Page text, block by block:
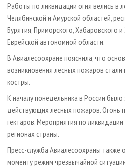
БИОЭНЕРГЕТИКА
ЦБП
ИНСТРУМЕНТ И МАТЕРИАЛЫ
RUSSIAN FORESTRY REVIEW
ГАЗЕТА ЛЕСПРОМФОРУМ
БИБЛИОТЕКА СПЕЦИАЛИСТА
Работы по ликвидации огня велись в
Челябинской и Амурской областей,
Бурятия, Приморского, Хабаровского
Еврейской автономной области.
В Авиалесоохране пояснила, что
возникновения лесных пожаров
костры.
К началу понедельника в России
действующих лесных пожаров. Огонь
гектаров. Мероприятия по
регионах страны.
Пресс-служба Авиалесоохраны также
моменту режим чрезвычайной